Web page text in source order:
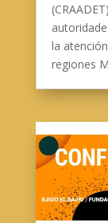
la
regiones